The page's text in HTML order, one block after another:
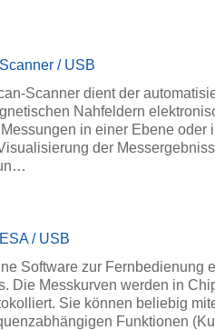
/ USB
Scanner dient der
Nahfeldern
in einer Ebene oder
der
/ USB
Software zur Fernbedienung
Die Messkurven werden in
Sie können beliebig
Funktionen